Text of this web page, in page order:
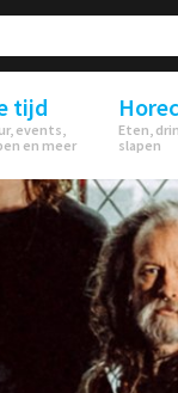
tijd
events,
en meer
Eten,
slapen